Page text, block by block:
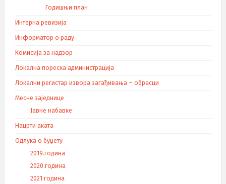
Годишњи план
Интерна ревизија
Информатор о раду
Комисија за надзор
Локална пореска администрација
Локални регистар извора загађивања – обрасци
Месне заједнице
Јавне набавке
Нацрти аката
Одлука о буџету
2019.година
2020.година
2021.година